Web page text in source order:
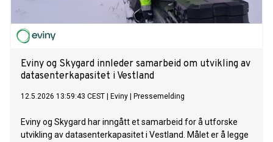
Eviny og Skygard innleder samarbeid om utvikling av
datasenterkapasitet i Vestland
12.5.2026 13:59:43 CEST Eviny Pressemelding
Eviny og Skygard har inngått et samarbeid for å utforske
utvikling av datasenterkapasitet i Vestland. Målet er å legge